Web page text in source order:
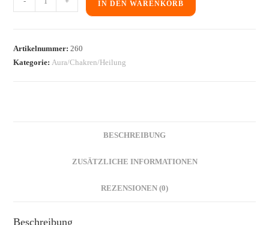
IN DEN WARENKORB
Artikelnummer:260
Kategorie:Aura/Chakren/Heilung
BESCHREIBUNG
ZUSÄTZLICHE INFORMATIONEN
REZENSIONEN (0)
Beschreibung